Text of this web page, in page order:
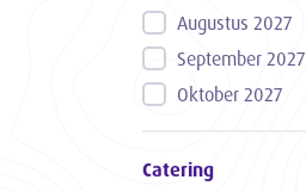
Augustus 2027
September 2027
Oktober 2027
Catering